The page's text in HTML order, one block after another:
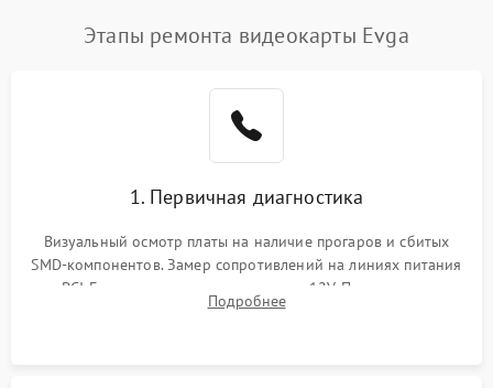
Общие поломки
Механические повреждения
Этапы ремонта видеокарты Evga
1. Первичная диагностика
Визуальный осмотр платы на наличие прогаров и сбитых
SMD-компонентов. Замер сопротивлений на линиях питания
PCI-E и дополнительных разъемах 12V. Проверка на
короткое замыкание основных дросселей питания GPU и
Подробнее